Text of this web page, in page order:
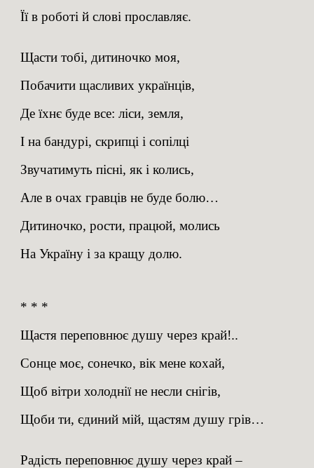
Її в роботі й слові прославляє.
Щасти тобі, дитиночко моя,
Побачити щасливих українців,
Де їхнє буде все: ліси, земля,
І на бандурі, скрипці і сопілці
Звучатимуть пісні, як і колись,
Але в очах гравців не буде болю…
Дитиночко, рости, працюй, молись
На Україну і за кращу долю.
* * *
Щастя переповнює душу через край!..
Сонце моє, сонечко, вік мене кохай,
Щоб вітри холоднії не несли снігів,
Щоби ти, єдиний мій, щастям душу грів…
Радість переповнює душу через край –